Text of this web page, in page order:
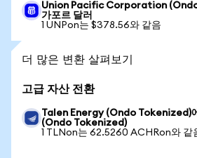
Union Pacific Corporation
가포르 달러
1 UNPon는 $378.56와 같음
더 많은 변환 살펴보기
고급 자산 전환
Talen Energy (Ondo Tokenized)
(Ondo Tokenized)
1 TLNon는 62.5260 ACHRon와 같